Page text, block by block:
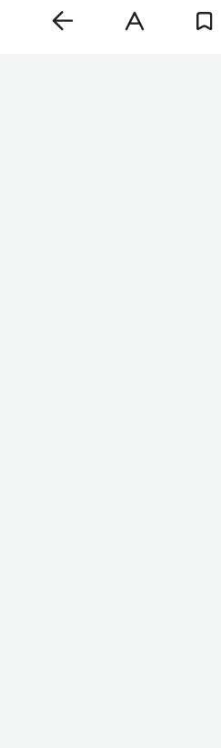
Сегодня в республике
беспилотной опасности, а